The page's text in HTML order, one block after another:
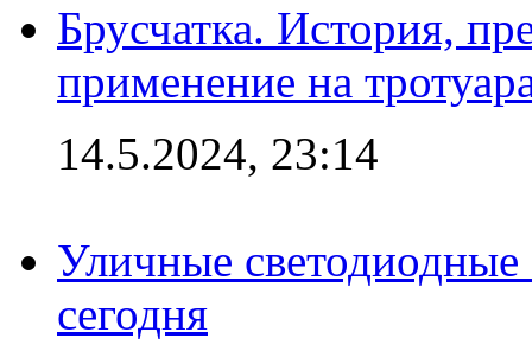
Брусчатка. История,
применение на
14.5.2024, 23:14
Уличные
сегодня